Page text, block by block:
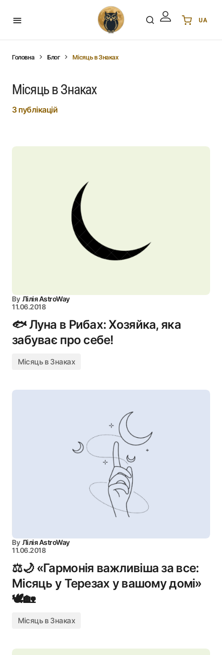
UA
Головна Блог Місяць в Знаках
Місяць в Знаках
3 публікацій
By Лілія AstroWay
11.06.2018
🐟 Луна в Рибах: Хозяйка, яка
забуває про себе!
Місяць в Знаках
By Лілія AstroWay
11.06.2018
⚖️🌙 «Гармонія важливіша за все:
Місяць у Терезах у вашому домі»
🕊️🏡
Місяць в Знаках